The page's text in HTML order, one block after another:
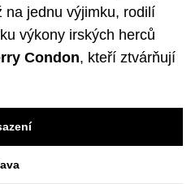
na jednu výjimku, rodilí
výkony irských herců
Condon, kteří ztvárňují